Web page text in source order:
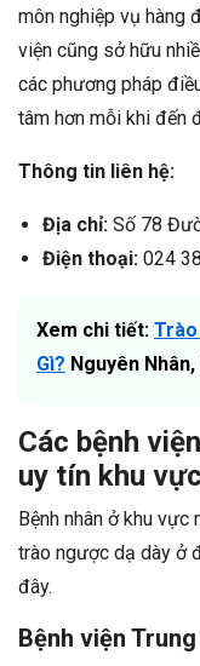
môn nghiệp vụ hàng
viện cũng sở hữu
các phương pháp
tâm hơn mỗi khi đến
Thông tin liên hệ:
Địa chỉ: Số 78
Điện thoại: 024
Xem chi tiết: Trào
Gì? Nguyên
Các bệnh
uy tín khu
Bệnh nhân ở khu
trào ngược dạ dày ở
đây.
Bệnh viện